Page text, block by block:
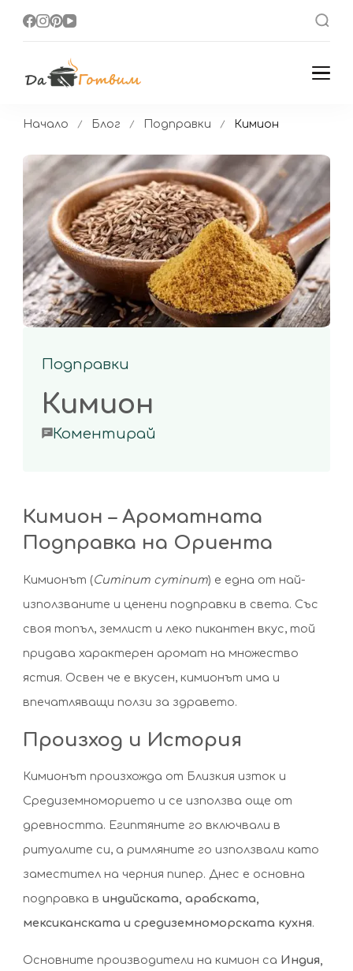
Начало Блог Подправки Кимион
Подправки
Кимион
Коментирай
Кимион – Ароматната
Подправка на Ориента
Кимионът (Cuminum cyminum) е една от най-
използваните и ценени подправки в света. Със
своя топъл, землист и леко пикантен вкус, той
придава характерен аромат на множество
ястия. Освен че е вкусен, кимионът има и
впечатляващи ползи за здравето.
Произход и История
Кимионът произхожда от Близкия изток и
Средиземноморието и се използва още от
древността. Египтяните го включвали в
ритуалите си, а римляните го използвали като
заместител на черния пипер. Днес е основна
подправка в индийската, арабската,
мексиканската и средиземноморската кухня.
Основните производители на кимион са Индия,